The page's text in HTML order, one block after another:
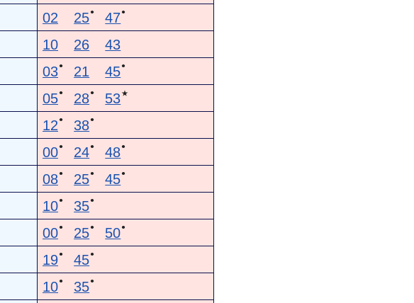
02 25● 47●
10 26 43
03● 21 45●
05● 28● 53★
12 ● 38●
00● 24● 48●
08● 25● 45●
10● 35●
00● 25● 50●
19● 45●
10● 35●